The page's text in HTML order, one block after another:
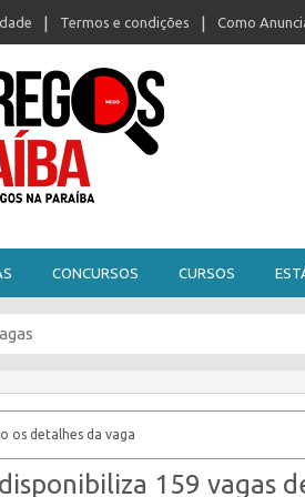
Termos e condições Como
CONCURSOS CURSOS
os detalhes da vaga
159 vagas